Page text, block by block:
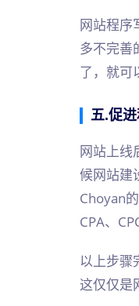
网站程序
多不完善
了，就可
五.促
网站上线
候网站建
Choyan
CPA、
以上步骤
这仅仅是